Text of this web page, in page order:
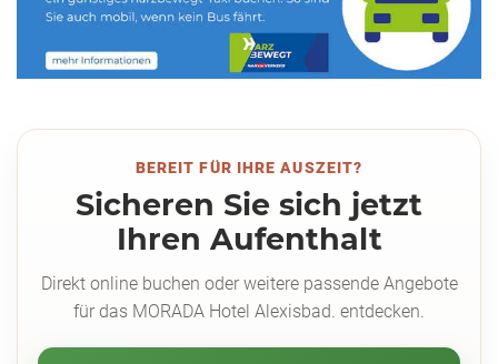
BEREIT FÜR IHRE AUSZEIT?
Sicheren Sie sich jetzt
Ihren Aufenthalt
Direkt online buchen oder weitere passende Angebote
für das MORADA Hotel Alexisbad. entdecken.